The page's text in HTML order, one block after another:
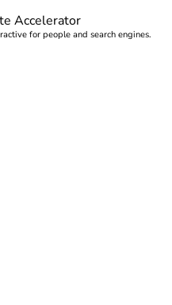
Accelerator
for people and search engines.